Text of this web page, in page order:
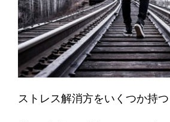
ストレス解消方をいくつか持つ